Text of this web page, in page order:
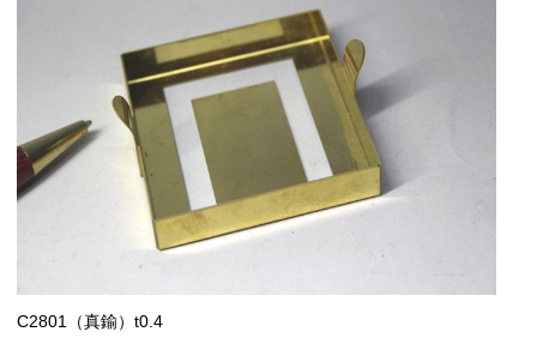
C2801（真鍮）t0.4